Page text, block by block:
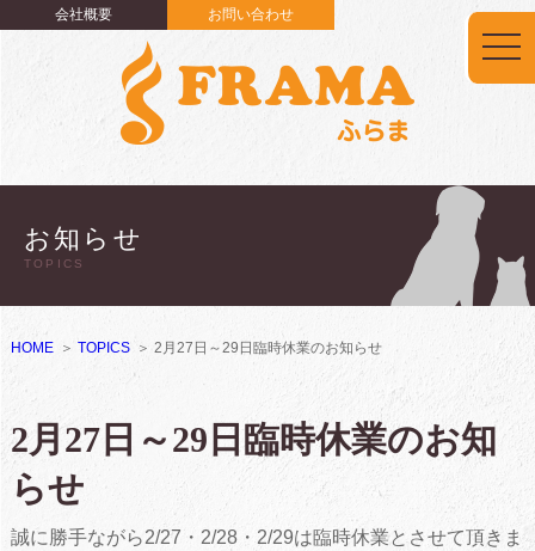
会社概要 お問い合わせ
お知らせ
TOPICS
HOME TOPICS 2月27日～29日臨時休業のお知らせ
2月27日～29日臨時休業のお知
らせ
誠に勝手ながら2/27・2/28・2/29は臨時休業とさせて頂きま